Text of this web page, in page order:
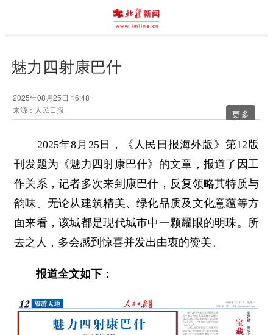
魅力四射康巴什
2025年08月25日 16:48
来源：人民日报
更多
2025年8月25日，《人民日报海外版》第12版
刊发题为《魅力四射康巴什》的文章，报道了因工
作关系，记者多次来到康巴什，反复领略其特质与
韵味。无论从建筑精美、绿化品质及文化意蕴等方
面来看，该城都是现代城市中一颗耀眼的明珠。所
去之人，多会感到惊喜并发出由衷的赞美。
报道全文如下：